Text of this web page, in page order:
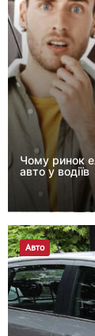
Чому ринок
авто у водіїв
Авто